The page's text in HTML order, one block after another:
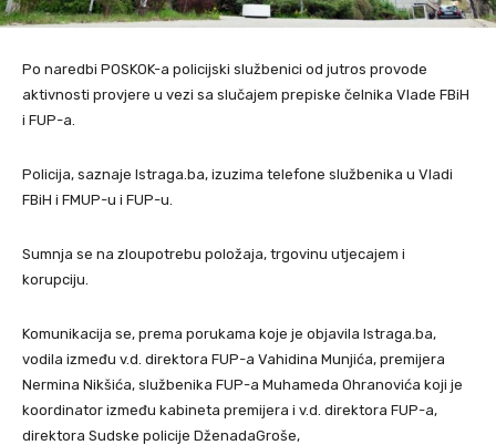
Po naredbi POSKOK-a policijski službenici od jutros provode
aktivnosti provjere u vezi sa slučajem prepiske čelnika Vlade FBiH
i FUP-a.
Policija, saznaje Istraga.ba, izuzima telefone službenika u Vladi
FBiH i FMUP-u i FUP-u.
Sumnja se na zloupotrebu položaja, trgovinu utjecajem i
korupciju.
Komunikacija se, prema porukama koje je objavila Istraga.ba,
vodila između v.d. direktora FUP-a Vahidina Munjića, premijera
Nermina Nikšića, službenika FUP-a Muhameda Ohranovića koji je
koordinator između kabineta premijera i v.d. direktora FUP-a,
direktora Sudske policije DženadaGroše,